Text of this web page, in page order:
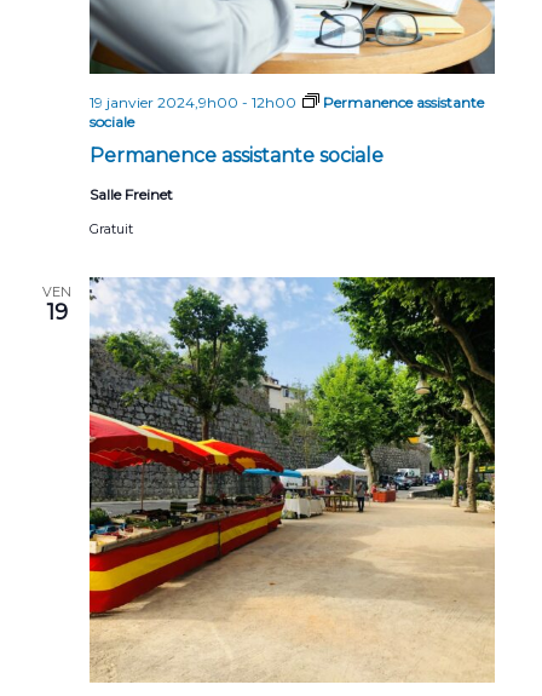
Permanence assistante sociale
19 janvier 2024,9h00 - 12h00
Permanence assistante
sociale
Salle Freinet
Gratuit
VEN
19